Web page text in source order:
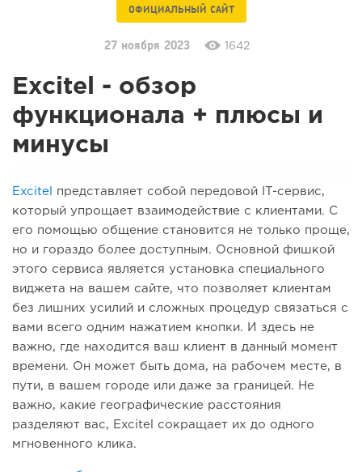
ОФИЦИАЛЬНЫЙ САЙТ
27 ноября 2023 1642
Excitel - обзор
функционала + плюсы и
минусы
Excitel
представляет собой передовой IT-сервис,
который упрощает взаимодействие с клиентами. С
его помощью общение становится не только проще,
но и гораздо более доступным. Основной фишкой
этого сервиса является установка специального
виджета на вашем сайте, что позволяет клиентам
без лишних усилий и сложных процедур связаться с
вами всего одним нажатием кнопки. И здесь не
важно, где находится ваш клиент в данный момент
времени. Он может быть дома, на рабочем месте, в
пути, в вашем городе или даже за границей. Не
важно, какие географические расстояния
разделяют вас, Excitel сокращает их до одного
мгновенного клика.